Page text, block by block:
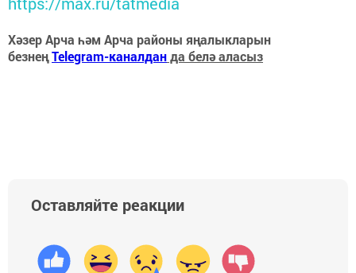
Хәзер Арча һәм Арча районы яңалыкларын
безнеңTelegram-каналданда белә аласыз
Оставляйте реакции